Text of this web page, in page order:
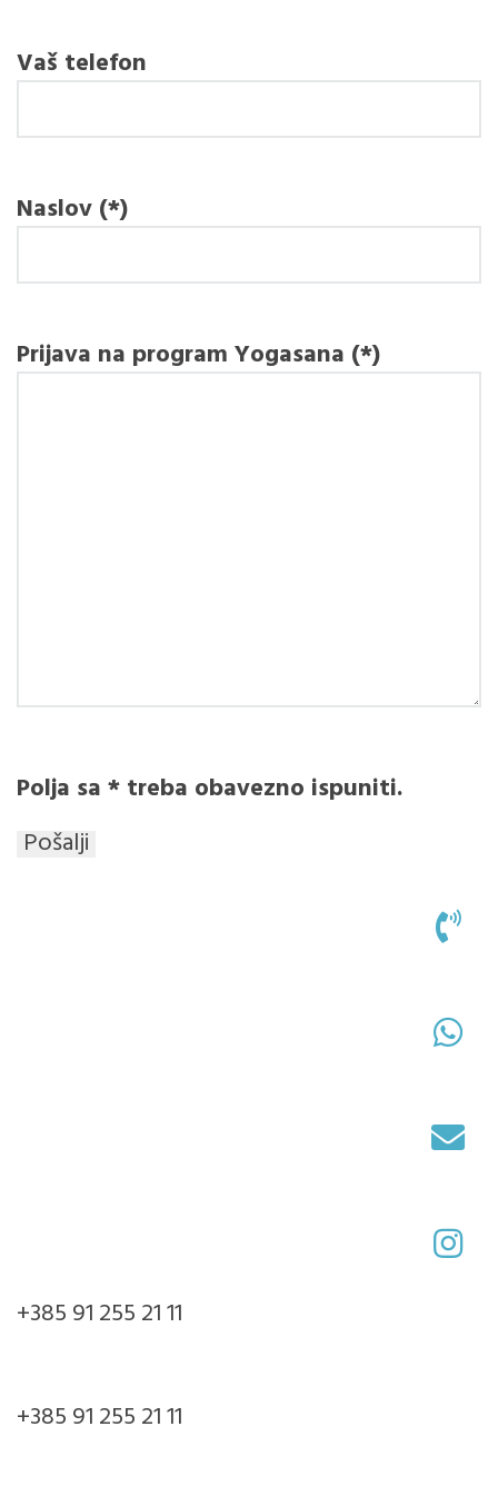
Vaš telefon
Naslov (*)
Prijava na program Yogasana (*)
Polja sa * treba obavezno ispuniti.
+385 91 255 21 11
+385 91 255 21 11